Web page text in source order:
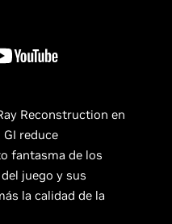
Reconstruction en
GI reduce
fantasma de los
juego y sus
la calidad de la